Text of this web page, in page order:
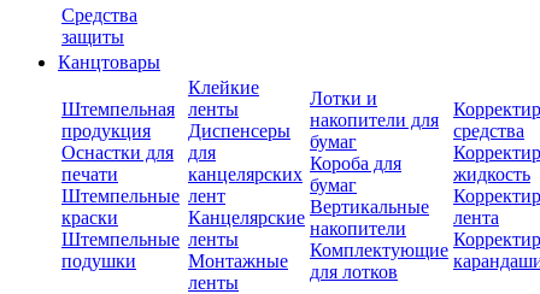
Средства
защиты
Канцтовары
Штемпельная
продукция
Оснастки для
печати
Штемпельные
краски
Штемпельные
подушки
Клейкие
ленты
Диспенсеры
для
канцелярских
лент
Канцелярские
ленты
Монтажные
ленты
Лотки и
накопители для
бумаг
Короба для
бумаг
Вертикальные
накопители
Комплектующие
для лотков
средства
жидкость
лента